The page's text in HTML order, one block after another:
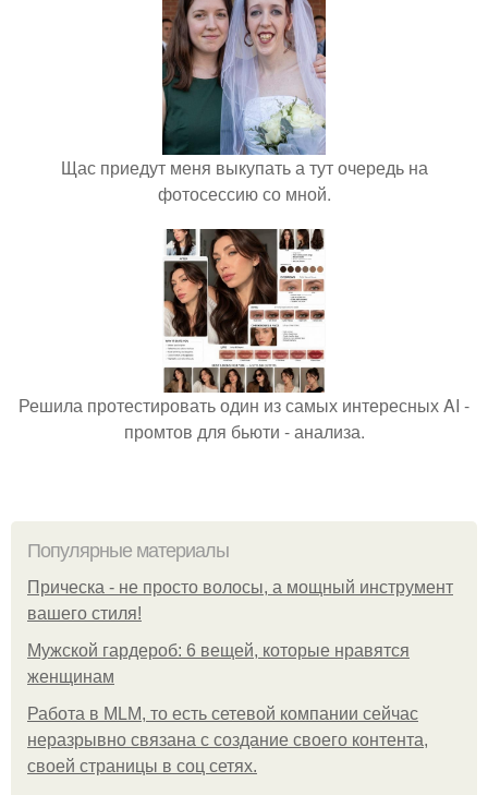
Щас приедут меня выкупать а тут очередь на
фотосессию со мной.
Решила протестировать один из самых интересных AI -
промтов для бьюти - анализа.
Популярные материалы
Прическа - не просто волосы, а мощный инструмент
вашего стиля!
Мужской гардероб: 6 вещей, которые нравятся
женщинам
Работа в MLM, то есть сетевой компании сейчас
неразрывно связана с создание своего контента,
своей страницы в соц сетях.